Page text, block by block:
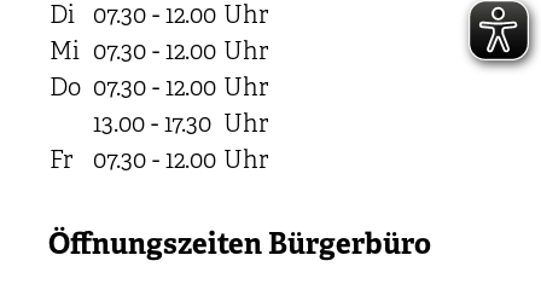
Di
07.30 - 12.00 Uhr
Mi 07.30 - 12.00 Uhr
Do 07.30 - 12.00 Uhr
13.00 - 17.30 Uhr
Fr
07.30 - 12.00 Uhr
Öffnungszeiten Bürgerbüro